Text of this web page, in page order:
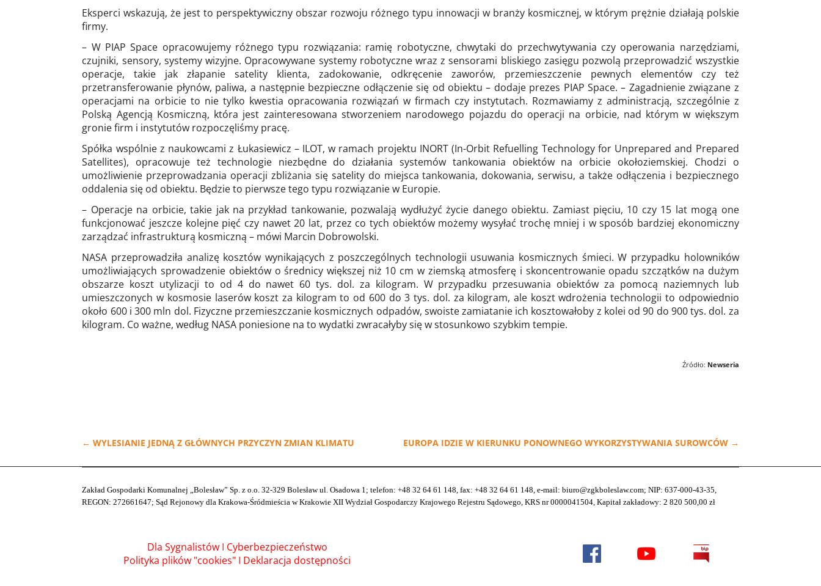
Eksperci wskazują, że jest to perspektywiczny obszar rozwoju różnego typu innowacji w branży kosmicznej, w którym prężnie działają polskie
firmy.
– W PIAP Space opracowujemy różnego typu rozwiązania: ramię robotyczne, chwytaki do przechwytywania czy operowania narzędziami,
czujniki, sensory, systemy wizyjne. Opracowywane systemy robotyczne wraz z sensorami bliskiego zasięgu pozwolą przeprowadzić wszystkie
operacje, takie jak złapanie satelity klienta, zadokowanie, odkręcenie zaworów, przemieszczenie pewnych elementów czy też
przetransferowanie płynów, paliwa, a następnie bezpieczne odłączenie się od obiektu – dodaje prezes PIAP Space. – Zagadnienie związane z
operacjami na orbicie to nie tylko kwestia opracowania rozwiązań w firmach czy instytutach. Rozmawiamy z administracją, szczególnie z
Polską Agencją Kosmiczną, która jest zainteresowana stworzeniem narodowego pojazdu do operacji na orbicie, nad którym w większym
gronie firm i instytutów rozpoczęliśmy pracę.
Spółka wspólnie z naukowcami z Łukasiewicz – ILOT, w ramach projektu INORT (In-Orbit Refuelling Technology for Unprepared and Prepared
Satellites), opracowuje też technologie niezbędne do działania systemów tankowania obiektów na orbicie okołoziemskiej. Chodzi o
umożliwienie przeprowadzania operacji zbliżania się satelity do miejsca tankowania, dokowania, serwisu, a także odłączenia i bezpiecznego
oddalenia się od obiektu. Będzie to pierwsze tego typu rozwiązanie w Europie.
– Operacje na orbicie, takie jak na przykład tankowanie, pozwalają wydłużyć życie danego obiektu. Zamiast pięciu, 10 czy 15 lat mogą one
funkcjonować jeszcze kolejne pięć czy nawet 20 lat, przez co tych obiektów możemy wysyłać trochę mniej i w sposób bardziej ekonomiczny
zarządzać infrastrukturą kosmiczną – mówi Marcin Dobrowolski.
NASA przeprowadziła analizę kosztów wynikających z poszczególnych technologii usuwania kosmicznych śmieci. W przypadku holowników
umożliwiających sprowadzenie obiektów o średnicy większej niż 10 cm w ziemską atmosferę i skoncentrowanie opadu szczątków na dużym
obszarze koszt utylizacji to od 4 do nawet 60 tys. dol. za kilogram. W przypadku przesuwania obiektów za pomocą naziemnych lub
umieszczonych w kosmosie laserów koszt za kilogram to od 600 do 3 tys. dol. za kilogram, ale koszt wdrożenia technologii to odpowiednio
około 600 i 300 mln dol. Fizyczne przemieszczanie kosmicznych odpadów, swoiste zamiatanie ich kosztowałoby z kolei od 90 do 900 tys. dol. za
kilogram. Co ważne, według NASA poniesione na to wydatki zwracałyby się w stosunkowo szybkim tempie.
Źródło: Newseria
←WYLESIANIE JEDNĄ Z GŁÓWNYCH PRZYCZYN ZMIAN KLIMATU EUROPA IDZIE W KIERUNKU PONOWNEGO WYKORZYSTYWANIA SUROWCÓW→
Zakład Gospodarki Komunalnej „Bolesław” Sp. z o.o. 32-329 Bolesław ul. Osadowa 1; telefon: +48 32 64 61 148, fax: +48 32 64 61 148, e-mail: biuro@zgkboleslaw.com; NIP: 637-000-43-35,
REGON: 272661647; Sąd Rejonowy dla Krakowa-Śródmieścia w Krakowie XII Wydział Gospodarczy Krajowego Rejestru Sądowego, KRS nr 0000041504, Kapitał zakładowy: 2 820 500,00 zł
Dla SygnalistówI Cyberbezpieczeństwo
Polityka plików "cookies" I Deklaracja dostępności